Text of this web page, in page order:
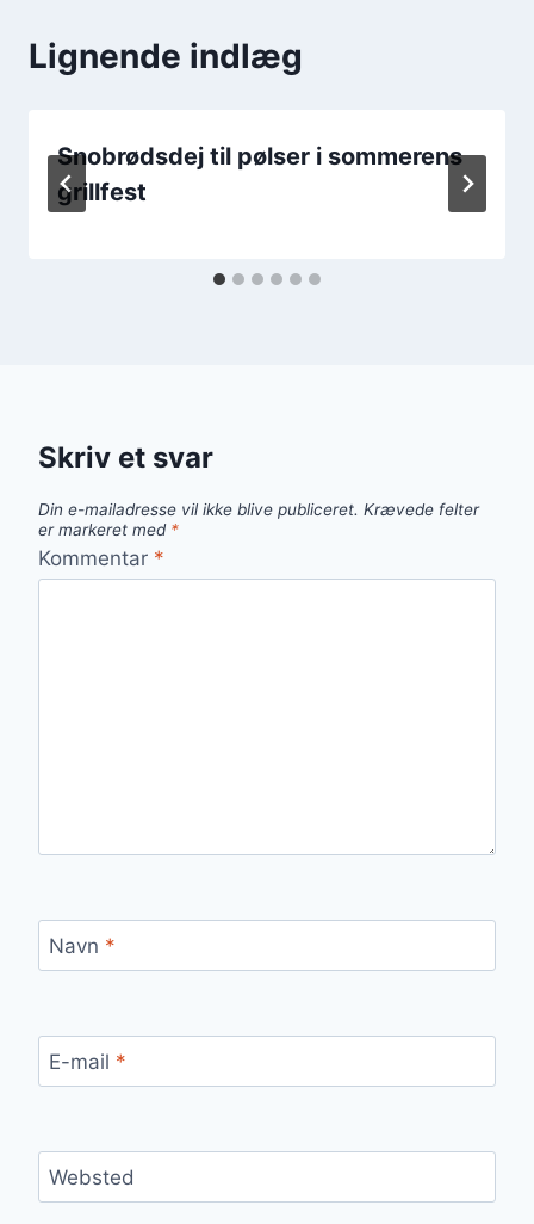
Lignende indlæg
Snobrødsdej til pølser i sommerens
grillfest
Skriv et svar
Din e-mailadresse vil ikke blive publiceret. Krævede felter
er markeret med *
Kommentar *
Navn *
E-mail *
Websted